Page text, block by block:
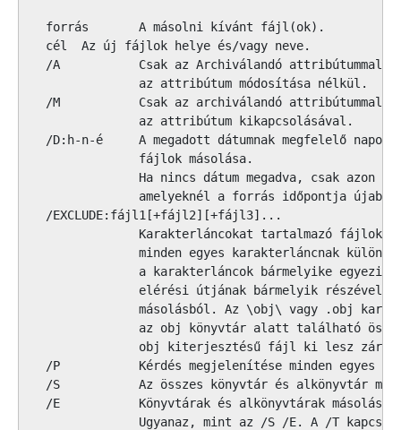
  forrás       A másolni kívánt fájl(ok).
  cél  Az új fájlok helye és/vagy neve.
/A           Csak az Archiválandó attribútummal
               az attribútum módosítása nélkül.
/M           Csak az archiválandó attribútummal
               az attribútum kikapcsolásával.
/D:h-n-é     A megadott dátumnak megfelelő napon
               fájlok másolása.
Ha nincs dátum megadva, csak azon
amelyeknél a forrás időpontja újabb
  /EXCLUDE:fájl1[+fájl2][+fájl3]...
Karakterláncokat tartalmazó fájlok
minden egyes karakterláncnak külön
a karakterláncok bármelyike egyezik
elérési útjának bármelyik részével,
másolásból. Az \obj\ vagy .obj
az obj könyvtár alatt található
obj kiterjesztésű fájl ki lesz
/P           Kérdés megjelenítése minden egyes
/S           Az összes könyvtár és alkönyvtár
/E           Könyvtárak és alkönyvtárak
Ugyanaz, mint az /S /E. A /T